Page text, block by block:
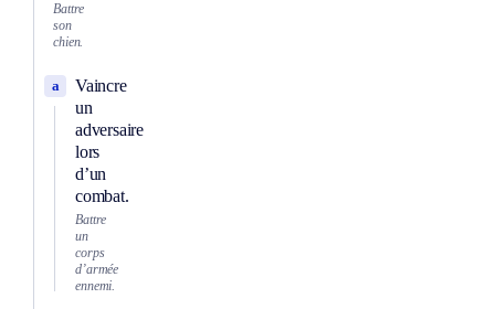
Battre
son
chien.
Vaincre
un
adversaire
lors
d’un
combat.
a
Battre
un
corps
d’armée
ennemi.